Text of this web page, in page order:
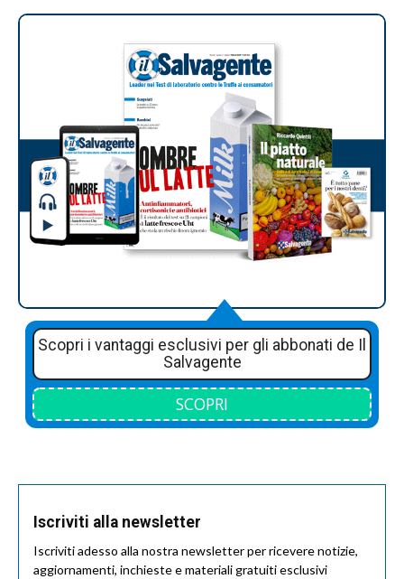
Scopri i vantaggi esclusivi per gli abbonati de Il
Salvagente
SCOPRI
Iscriviti alla newsletter
Iscriviti adesso alla nostra newsletter per ricevere notizie,
aggiornamenti, inchieste e materiali gratuiti esclusivi